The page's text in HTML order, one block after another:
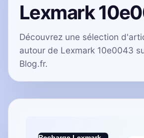
Lexmark
Découvrez une sélection
autour de Lexmark 10e0043
Blog.fr.